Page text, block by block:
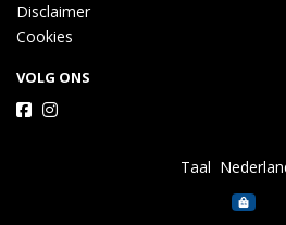
Disclaimer
Cookies
VOLG ONS
Taal